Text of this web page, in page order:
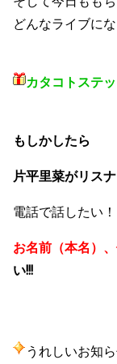
どんなライブに
カタコトステ
もしかしたら
片平里菜がリス
電話で話したい！
お名前（本名）
い!!!
うれしいお知